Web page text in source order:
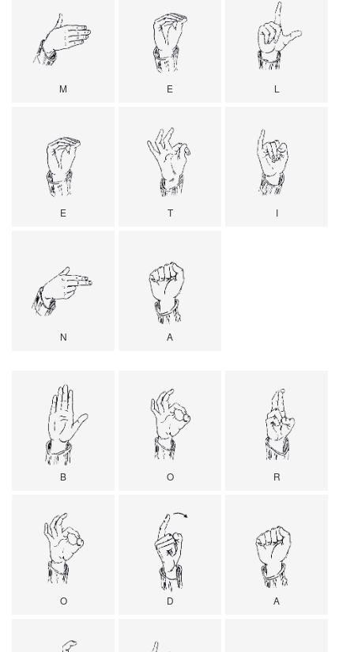
M E L
E T I
N A
B O R
O D A